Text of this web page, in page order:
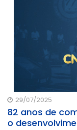
29/07/2025
82 anos de
o